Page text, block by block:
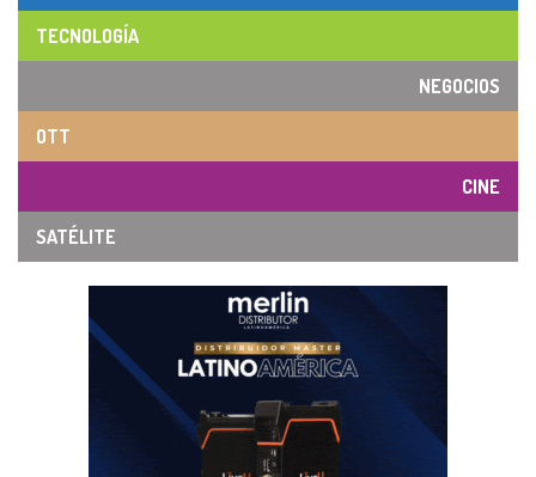
TECNOLOGÍA
NEGOCIOS
OTT
CINE
SATÉLITE